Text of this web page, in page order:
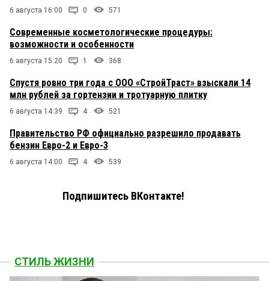
6 августа 16:00 0 571
Современные косметологические процедуры:
возможности и особенности
6 августа 15:20 1 368
Спустя ровно три года с ООО «СтройТраст» взыскали 14
млн рублей за гортензии и тротуарную плитку
6 августа 14:39 4 521
Правительство РФ официально разрешило продавать
бензин Евро-2 и Евро-3
6 августа 14:00 4 539
Подпишитесь ВКонтакте!
СТИЛЬ ЖИЗНИ